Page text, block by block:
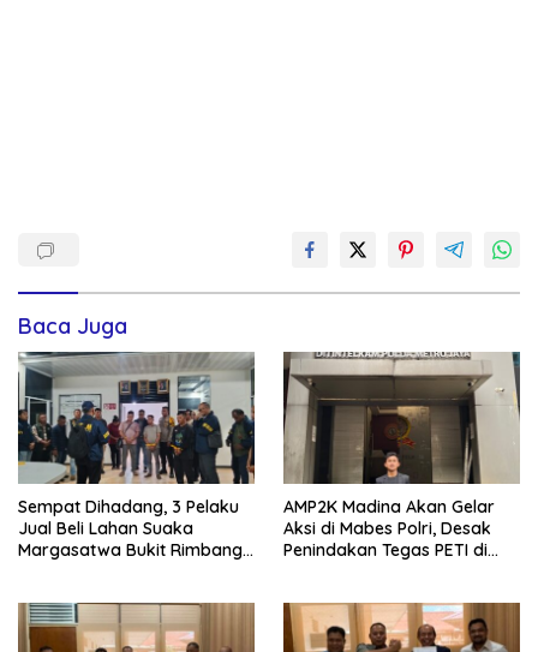
Baca Juga
Sempat Dihadang, 3 Pelaku
Jual Beli Lahan Suaka
Margasatwa Bukit Rimbang
AMP2K Madina Akan Gelar
Aksi di Mabes Polri, Desak
Penindakan Tegas PETI di